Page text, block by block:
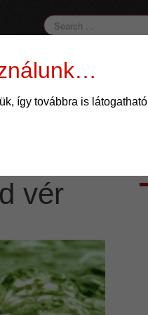
vér
így továbbra is látogatható